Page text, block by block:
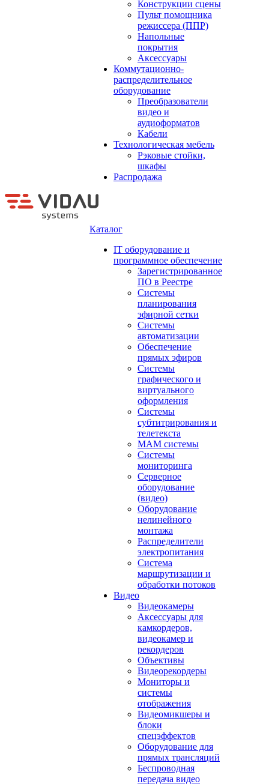
Конструкции сцены
Пульт помощника
режиссера (ППР)
Напольные
покрытия
Аксессуары
Коммутационно-
распределительное
оборудование
Преобразователи
видео и
аудиоформатов
Кабели
Технологическая мебель
Рэковые стойки,
шкафы
Распродажа
Каталог
IT оборудование и
программное обеспечение
Зарегистрированное
ПО в Реестре
Системы
планирования
эфирной сетки
Системы
автоматизации
Обеспечение
прямых эфиров
Системы
графического и
виртуального
оформления
Системы
субтитрирования и
телетекста
MAM системы
Системы
мониторинга
Серверное
оборудование
(видео)
Оборудование
нелинейного
монтажа
Распределители
электропитания
Система
маршрутизации и
обработки потоков
Видео
Видеокамеры
Аксессуары для
камкордеров,
видеокамер и
рекордеров
Объективы
Видеорекордеры
Мониторы и
системы
отображения
Видеомикшеры и
блоки
спецэффектов
Оборудование для
прямых трансляций
Беспроводная
передача видео